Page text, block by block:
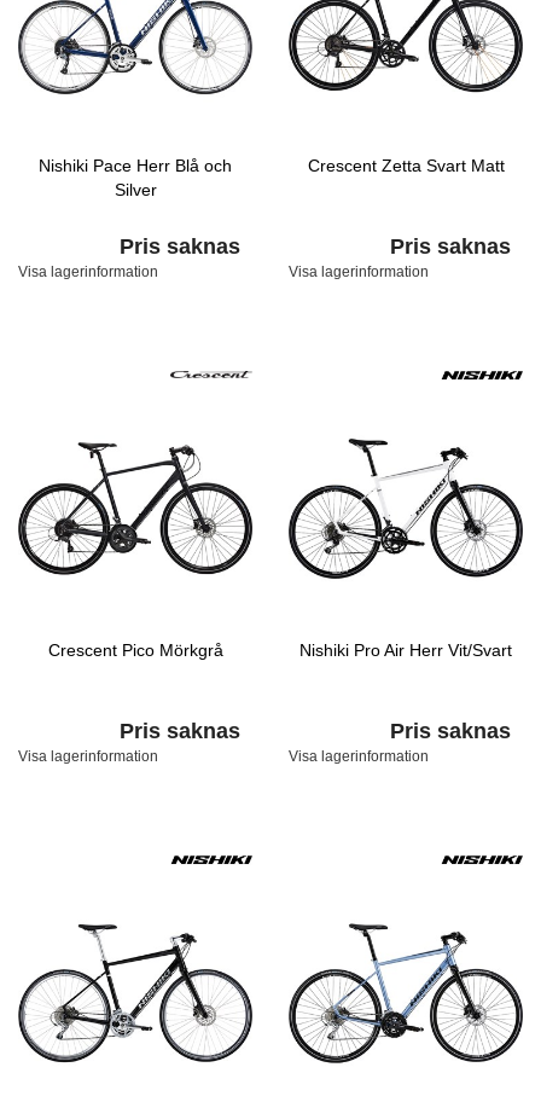
Nishiki Pace Herr Blå och
Silver
Pris saknas
Visa lagerinformation
Crescent Zetta Svart Matt
Pris saknas
Visa lagerinformation
Crescent Pico Mörkgrå
Pris saknas
Visa lagerinformation
Nishiki Pro Air Herr Vit/Svart
Pris saknas
Visa lagerinformation